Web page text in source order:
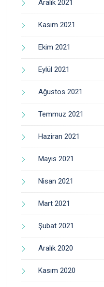
Aralık 2021
Kasım 2021
Ekim 2021
Eylül 2021
Ağustos 2021
Temmuz 2021
Haziran 2021
Mayıs 2021
Nisan 2021
Mart 2021
Şubat 2021
Aralık 2020
Kasım 2020